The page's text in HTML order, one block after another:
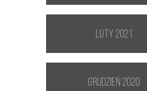
luty 2021
grudzień 2020